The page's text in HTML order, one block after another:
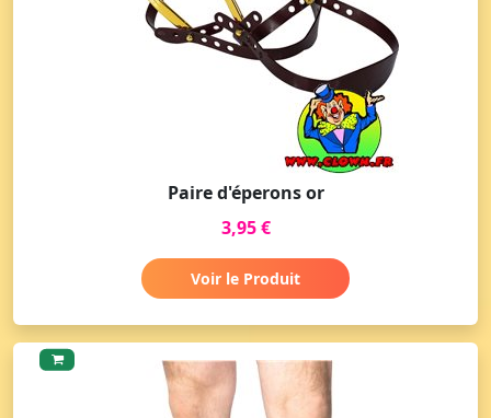
Paire d'éperons or
3,95 €
Voir le Produit